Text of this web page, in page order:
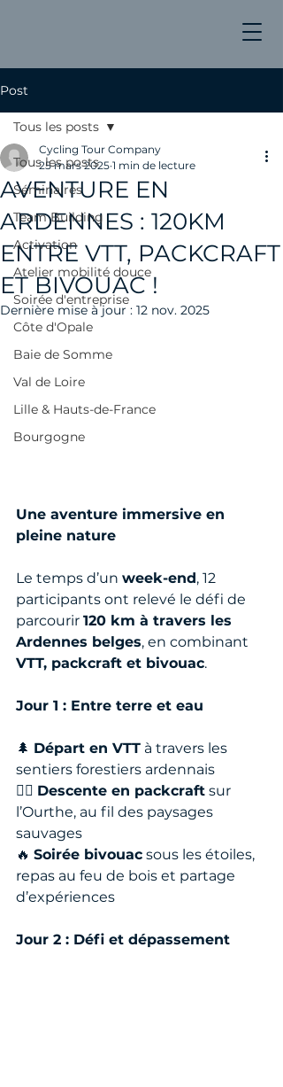
Post
Tous les posts
Séminaires
Team Building
Activation
Atelier mobilité douce
Soirée d'entreprise
Côte d'Opale
Baie de Somme
Val de Loire
Lille & Hauts-de-France
Bourgogne
Tous les posts
AVENTURE EN
ARDENNES : 120KM
ENTRE VTT, PACKCRAFT
ET BIVOUAC !
Cycling Tour Company
25 mars 2025 1 min de lecture
Dernière mise à jour : 12 nov. 2025
Une aventure immersive en
pleine nature
Le temps d’un week-end, 12
participants ont relevé le défi de
parcourir 120 km à travers les
Ardennes belges, en combinant
VTT, packcraft et bivouac.
Jour 1 : Entre terre et eau
🌲 Départ en VTT à travers les
sentiers forestiers ardennais
🚣‍♂️ Descente en packcraft sur
l’Ourthe, au fil des paysages
sauvages
🔥 Soirée bivouac sous les étoiles,
repas au feu de bois et partage
d’expériences
Jour 2 : Défi et dépassement